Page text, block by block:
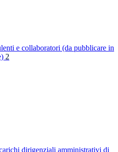
e collaboratori (da pubblicare in
2
dirigenziali amministrativi di